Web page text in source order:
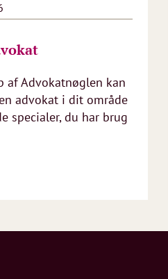
af Advokatnøglen kan
advokat i dit område
specialer, du har brug